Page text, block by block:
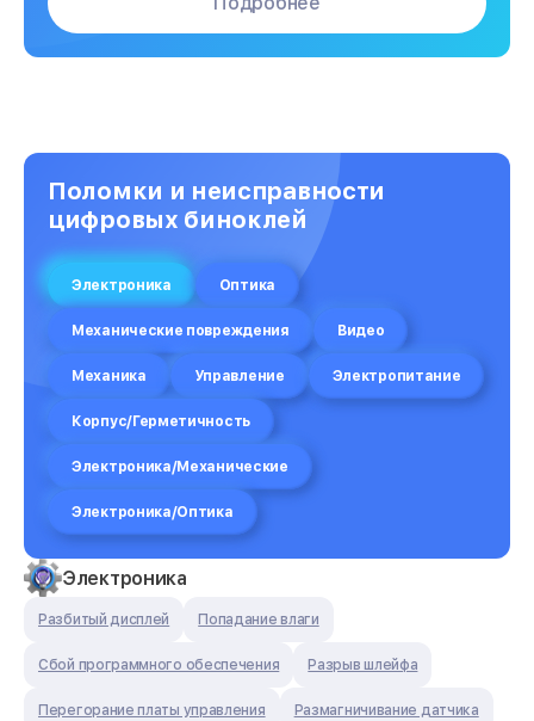
Поломки и неисправности
цифровых биноклей
Электроника Оптика
Механические повреждения Видео
Механика Управление Электропитание
Корпус/Герметичность
Электроника/Механические
Электроника/Оптика
Электроника
Разбитый дисплей Попадание влаги
Сбой программного обеспечения Разрыв шлейфа
Перегорание платы управления Размагничивание датчика